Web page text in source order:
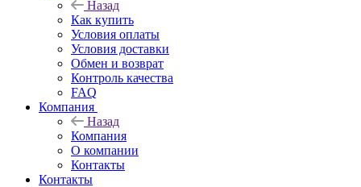
Назад
Как купить
Условия оплаты
Условия доставки
Обмен и возврат
Контроль качества
FAQ
Компания
Назад
Компания
О компании
Контакты
Контакты